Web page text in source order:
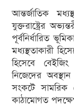
আন্তর্জাতিক
যুক্তরাষ্ট্রের
পূর্বনির্ধারিত
মধ্যস্থতাকারী
হিসেবে
নিজেদের
সংকটে সামরিক
কাঠামোগত